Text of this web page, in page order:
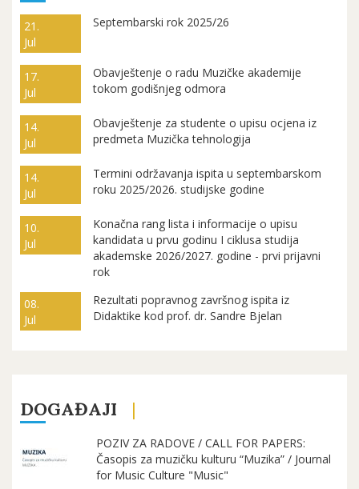
21.
Jul
Septembarski rok 2025/26
17.
Jul
Obavještenje o radu Muzičke akademije
tokom godišnjeg odmora
14.
Jul
Obavještenje za studente o upisu ocjena iz
predmeta Muzička tehnologija
14.
Jul
Termini održavanja ispita u septembarskom
roku 2025/2026. studijske godine
10.
Jul
Konačna rang lista i informacije o upisu
kandidata u prvu godinu I ciklusa studija
akademske 2026/2027. godine - prvi prijavni
rok
08.
Jul
Rezultati popravnog završnog ispita iz
Didaktike kod prof. dr. Sandre Bjelan
DOGAĐAJI
POZIV ZA RADOVE / CALL FOR PAPERS:
Časopis za muzičku kulturu “Muzika” / Journal
for Music Culture "Music"